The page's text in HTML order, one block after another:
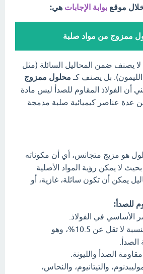
موقع بوابة الإجابات هي:
ممزوج من مواد صلبة
لا يصنف ضمن المحاليل السائلة (مثل
الليمون). بل يصنف كـ محلول ممزوج
أن الفولاذ المقاوم للصدأ ليس مادة
عدة عناصر كيميائية صلبة مدمجة
هو مزيج متجانس، أي أن مكوناته
لا يمكن رؤية المواد الأصلية
يمكن أن تكون سائلة، غازية، أو
للصدأ:
الأساسي في الفولاذ.
يضاف بنسبة لا تقل عن 10.5%، وهو
الصدأ والليونة.
والتيتانيوم، والنحاس،